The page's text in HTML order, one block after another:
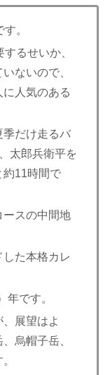
。
るせいか、
ないので、
人気のある
季だけ走るバ
太郎兵衛平を
約11時間で
ースの中間地
た本格カレ
年です。
展望はよ
烏帽子岳、